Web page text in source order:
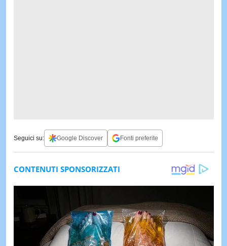
Seguici su: Google Discover Fonti preferite